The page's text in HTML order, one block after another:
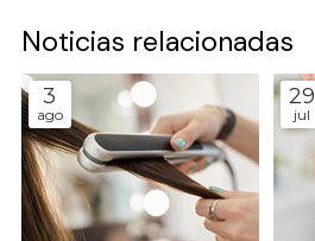
Noticias relacionadas
3
ago
29
jul